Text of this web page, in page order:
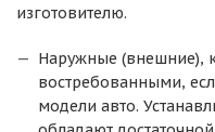
изготовителю.
Наружные (внешние),
востребованными,
модели авто.